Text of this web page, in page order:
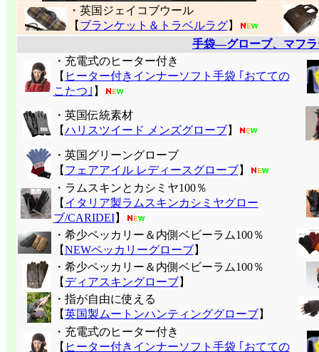
・英国ジェイコブウール
【 ブランケット＆トラベルラグ】
手袋―グローブ、マフ
・充電式のヒーター付き
【 ヒーター付きインナーソフト手袋 ｢おてての
こたつ｣ 】
・英国伝統素材
【ハリスツイード メンズグローブ】
・英国グリーングローブ
【 フェアアイル レディースグローブ】
・ラムスキンとカシミヤ100％
【 イタリア製ラムスキンカシミヤグロー
ブ/CARIDEI】
・希少ペッカリー＆内側ベビーラム100％
【NEWペッカリーグローブ】
・希少ペッカリー＆内側ベビーラム100％
【 ディアスキングローブ】
・指が自由に使える
【英国製ムートンハンティンググローブ】
・充電式のヒーター付き
【 ヒーター付きインナーソフト手袋 ｢おてての